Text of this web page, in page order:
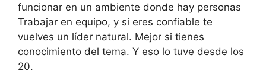
funcionar en un ambiente donde hay personas
Trabajar en equipo, y si eres confiable te
vuelves un líder natural. Mejor si tienes
conocimiento del tema. Y eso lo tuve desde los
20.